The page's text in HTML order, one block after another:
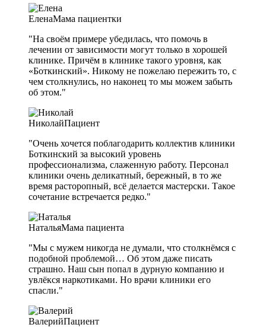
ЕленаМама пациентки
"На своём примере убедилась, что помочь в
лечении от зависимости могут только в хорошей
клинике. Причём в клинике такого уровня, как
«Боткинский». Никому не пожелаю пережить то, с
чем столкнулись, но наконец то мы можем забыть
об этом."
НиколайПациент
"Очень хочется поблагодарить коллектив клиники
Боткинский за высокий уровень
профессионализма, слаженную работу. Персонал
клиники очень деликатный, бережный, в то же
время расторопный, всё делается мастерски. Такое
сочетание встречается редко."
НатальяМама пациента
"Мы с мужем никогда не думали, что столкнёмся с
подобной проблемой… Об этом даже писать
страшно. Наш сын попал в дурную компанию и
увлёкся наркотиками. Но врачи клиники его
спасли."
ВалерийПациент